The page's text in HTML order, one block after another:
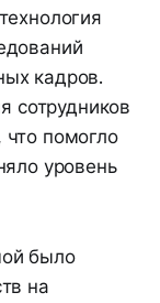
кадров.
сотрудников
помогло
уровень
было
на